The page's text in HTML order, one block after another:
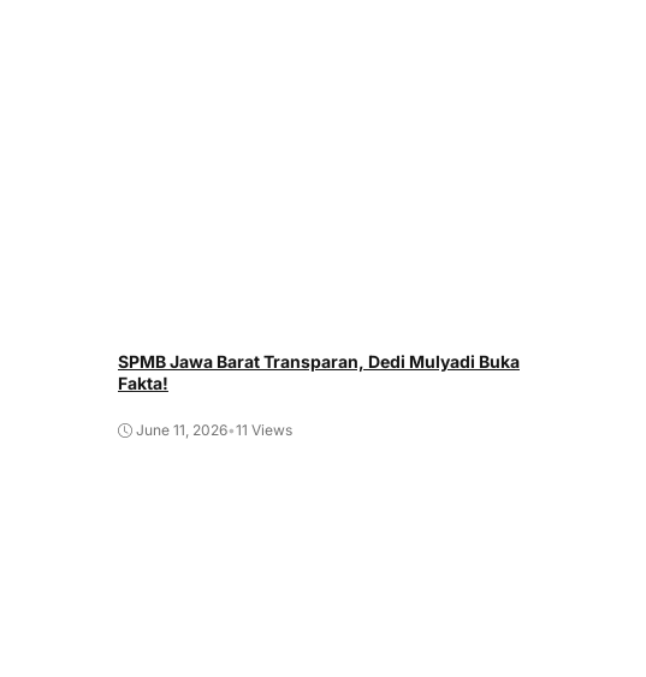
SPMB Jawa Barat Transparan, Dedi Mulyadi Buka
Fakta!
June 11, 2026•11 Views